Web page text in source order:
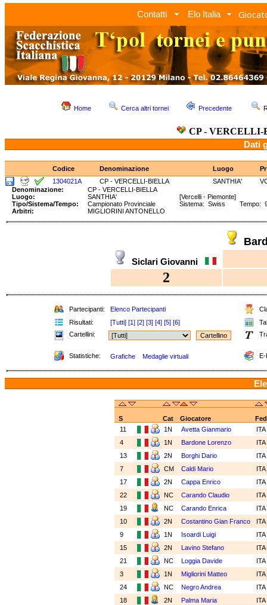
Contatti Elo Italia
Home Cerca altri tornei Precedente
CP -
Dati
Codice Denominazione Luogo
Pr
1304021A
CP - VERCELLI-BIELLA SANTHIA'
Denominazione:
CP - VERCELLI-BIELLA
Luogo:
SANTHIA'
[Vercelli - Piemonte]
Tipo/Sistema/Tempo:
Campionato Provinciale
Sistema: Swiss Tempo:
Arbitri:
MIGLIORINI ANTONELLO
Siclari Giovanni
2
Partecipanti: Elenco Partecipanti
Risultati:
[Tutti] [1] [2] [3] [4] [5] [6]
Cartellini:
Statistiche: Grafiche Medaglie virtuali E-
S Cat Giocatore
Fed
11
1N Avetta Gianmario
ITA
4
1N Bardone Lorenzo
ITA
13
2N Borghi Dario
ITA
7
CM Caldi Mario
ITA
17
2N Cappa Enrico
ITA
22
NC Carando Claudio
ITA
19
NC Carando Enrica
ITA
10
2N Costantino Gian Franco
ITA
9
1N Isoardi Luigi
ITA
15
2N Lavino Stefano
ITA
21
NC Loggia Davide
ITA
3
1N Migliorini Matteo
ITA
24
NC Negro Andrea
ITA
18
2N Palma Maria
ITA